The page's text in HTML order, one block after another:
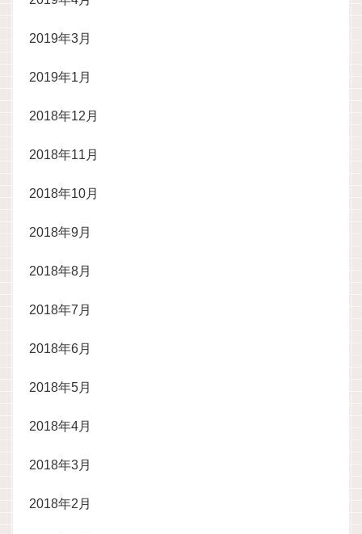
2019年3月
2019年1月
2018年12月
2018年11月
2018年10月
2018年9月
2018年8月
2018年7月
2018年6月
2018年5月
2018年4月
2018年3月
2018年2月